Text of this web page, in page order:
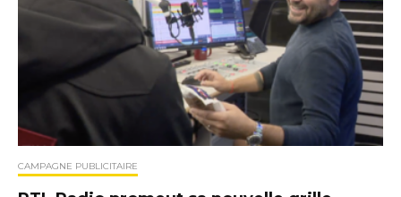
CAMPAGNE PUBLICITAIRE